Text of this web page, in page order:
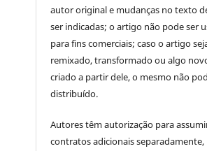
autor original e mudanças no texto
ser indicadas; o artigo não pode ser
para fins comerciais; caso o artigo
remixado, transformado ou algo
criado a partir dele, o mesmo não
distribuído.
Autores têm autorização para
contratos adicionais separadamente,